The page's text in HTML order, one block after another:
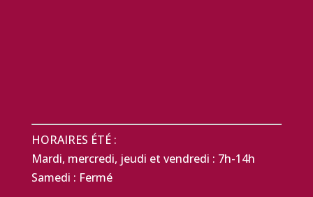
HORAIRES ÉTÉ :
Mardi, mercredi, jeudi et vendredi : 7h-14h
Samedi : Fermé